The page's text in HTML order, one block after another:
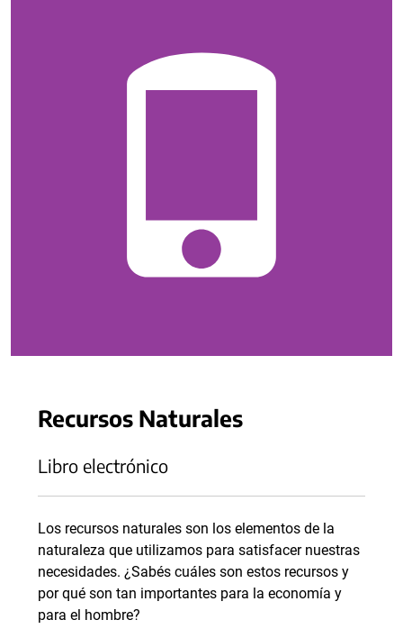
Recursos Naturales
Libro electrónico
Los recursos naturales son los elementos de la
naturaleza que utilizamos para satisfacer nuestras
necesidades. ¿Sabés cuáles son estos recursos y
por qué son tan importantes para la economía y
para el hombre?